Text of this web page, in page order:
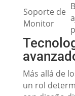
Soporte de
Monitor
Más allá de
un rol